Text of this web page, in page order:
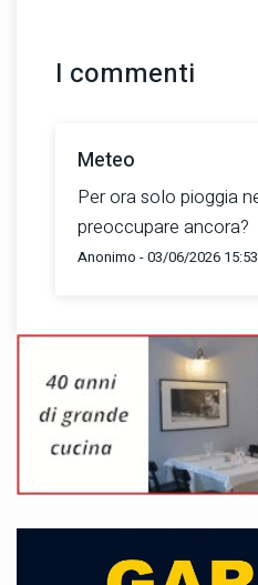
I commenti
Meteo
Per ora solo pioggia
preoccupare ancora?
Anonimo - 03/06/2026 15:53